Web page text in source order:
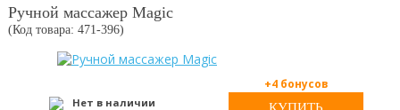
Ручной массажер Magic
(Код товара: 471-396)
Нет в наличии
+4 бонусов